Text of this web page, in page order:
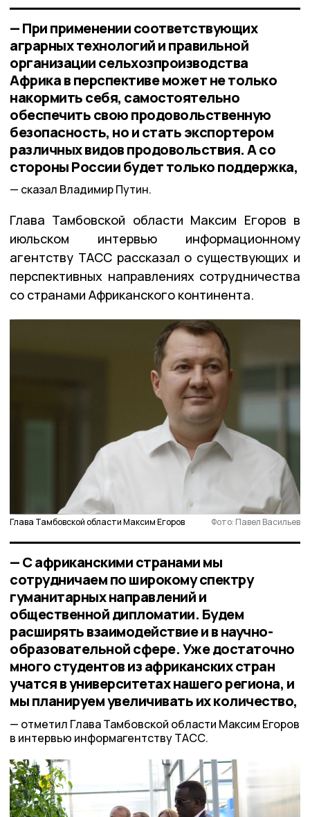
— При применении соответствующих
аграрных технологий и правильной
организации сельхозпроизводства
Африка в перспективе может не только
накормить себя, самостоятельно
обеспечить свою продовольственную
безопасность, но и стать экспортером
различных видов продовольствия. А со
стороны России будет только поддержка,
сказал Владимир Путин.
Глава Тамбовской области Максим Егоров в
июльском интервью информационному
агентству ТАСС рассказал о существующих и
перспективных направлениях сотрудничества
со странами Африканского континента.
Глава Тамбовской области Максим Егоров Фото: Павел Васильев
— С африканскими странами мы
сотрудничаем по широкому спектру
гуманитарных направлений и
общественной дипломатии. Будем
расширять взаимодействие и в научно-
образовательной сфере. Уже достаточно
много студентов из африканских стран
учатся в университетах нашего региона, и
мы планируем увеличивать их количество,
отметил Глава Тамбовской области Максим Егоров
в интервью информагентству ТАСС.